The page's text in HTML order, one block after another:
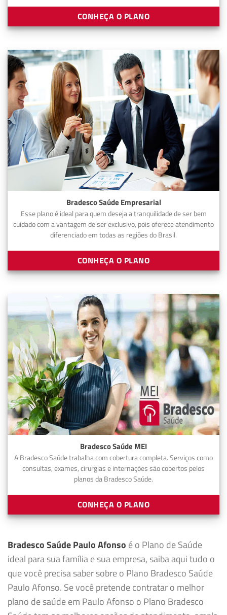
CONHEÇA O PLANO
Bradesco Saúde Empresarial
Esse plano é ideal para quem deseja a tranquilidade de ser bem
cuidado com a vantagem de ser exclusivo, pois oferece atendimento
diferenciado em todas as regiões do Brasil.
CONHEÇA O PLANO
Bradesco Saúde MEI
A Bradesco Saúde trabalha com cobertura completa. Serviços como
consultas, exames, cirurgias e internações são cobertos pelos
planos da Bradesco Saúde.
CONHEÇA O PLANO
Bradesco Saúde Paulo Afonso é o Plano de Saúde
ideal para sua família e sua empresa, saiba aqui tudo o
que você precisa saber sobre o Plano Bradesco Saúde
Paulo Afonso. Se você pretende contratar o melhor
plano de saúde em Paulo Afonso o Plano Bradesco